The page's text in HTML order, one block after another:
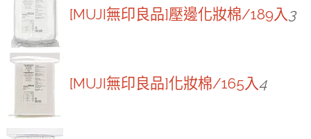
[MUJI無印良品]壓邊化妝棉/189入 3
[MUJI無印良品]化妝棉/165入4